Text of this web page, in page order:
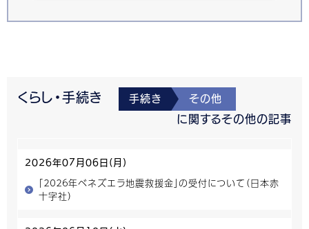
くらし・手続き 手続き その他
に関するその他の記事
2026年07月06日(月)
「２０２６年ベネズエラ地震救援金」の受付について（日本赤
十字社）